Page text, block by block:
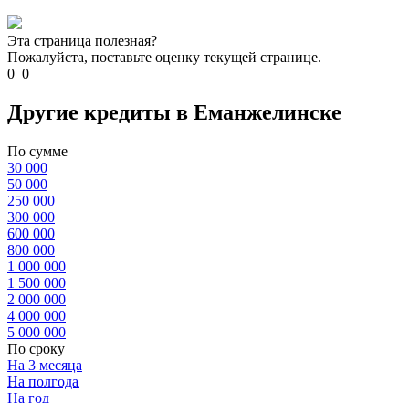
Эта страница полезная?
Пожалуйста, поставьте оценку текущей странице.
0 0
Другие кредиты в Еманжелинске
По сумме
30 000
50 000
250 000
300 000
600 000
800 000
1 000 000
1 500 000
2 000 000
4 000 000
5 000 000
По сроку
На 3 месяца
На полгода
На год